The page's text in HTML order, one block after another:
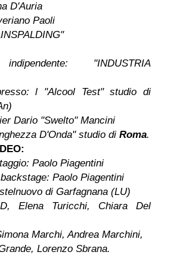
D'Auria
Paoli
"INDUSTRIA
l "Alcool Test" studio di
Dario "Swelto" Mancini
D'Onda" studio di Roma.
Paolo Piagentini
Paolo Piagentini
di Garfagnana (LU)
Elena Turicchi, Chiara Del
Marchi, Andrea Marchini,
Lorenzo Sbrana.